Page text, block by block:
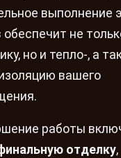
выполнение
обеспечит не
но и тепло-, а
вашего
работы
отделку,